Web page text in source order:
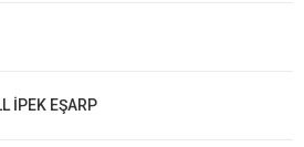
İPEK EŞARP